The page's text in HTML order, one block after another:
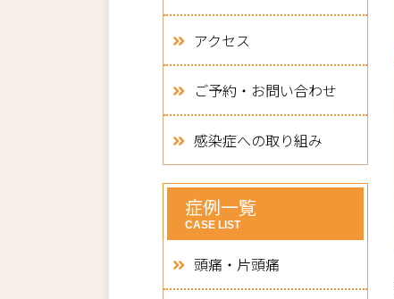
アクセス
ご予約・お問い合わせ
感染症への取り組み
症例一覧
CASE LIST
頭痛・片頭痛